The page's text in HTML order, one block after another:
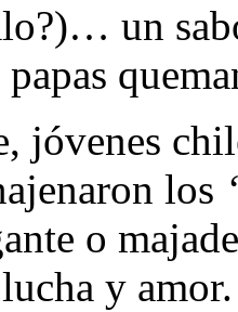
un
jóvenes
los
o
y